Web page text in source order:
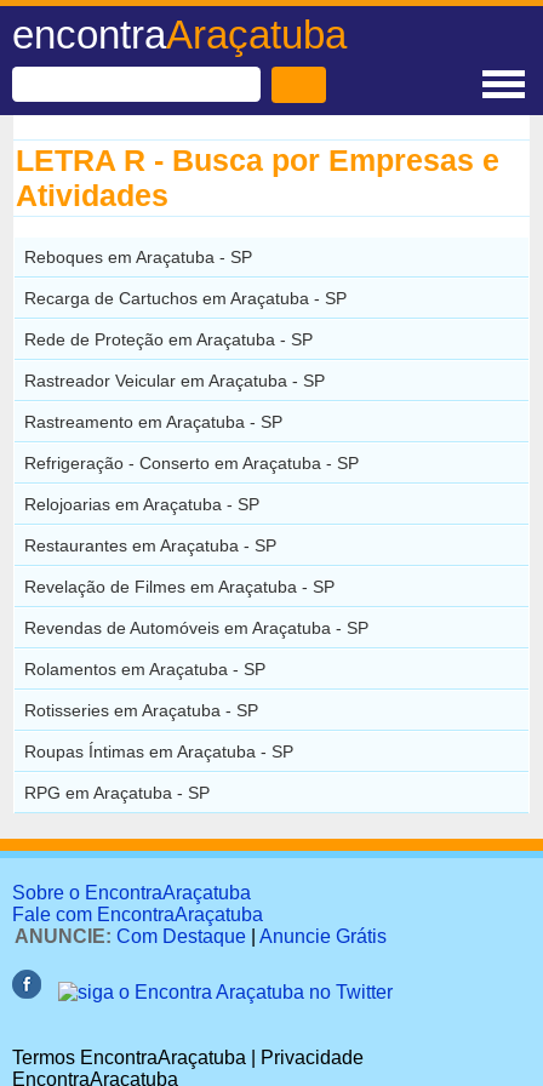
encontraAraçatuba
LETRA R - Busca por Empresas e
Atividades
Reboques em Araçatuba - SP
Recarga de Cartuchos em Araçatuba - SP
Rede de Proteção em Araçatuba - SP
Rastreador Veicular em Araçatuba - SP
Rastreamento em Araçatuba - SP
Refrigeração - Conserto em Araçatuba - SP
Relojoarias em Araçatuba - SP
Restaurantes em Araçatuba - SP
Revelação de Filmes em Araçatuba - SP
Revendas de Automóveis em Araçatuba - SP
Rolamentos em Araçatuba - SP
Rotisseries em Araçatuba - SP
Roupas Íntimas em Araçatuba - SP
RPG em Araçatuba - SP
Sobre o EncontraAraçatuba
Fale com EncontraAraçatuba
ANUNCIE: Com Destaque Anuncie Grátis
Termos EncontraAraçatuba | Privacidade
EncontraAraçatuba